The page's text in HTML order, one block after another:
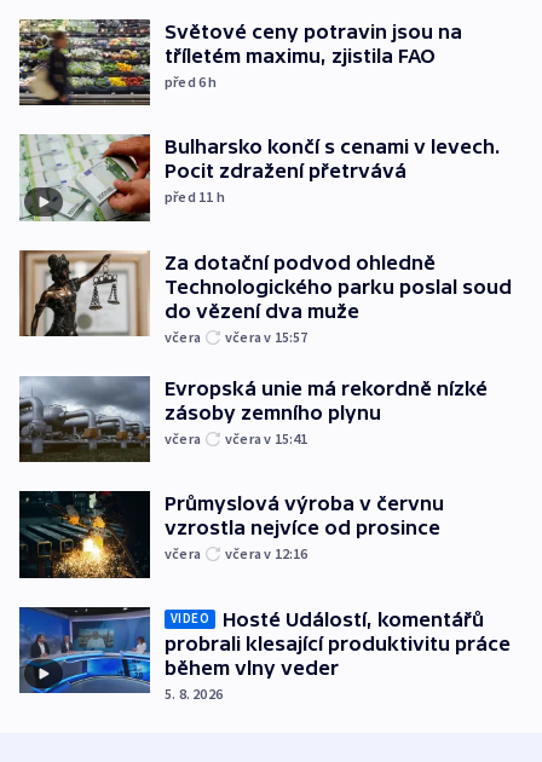
Světové ceny potravin jsou na
tříletém maximu, zjistila FAO
před 6h
Bulharsko končí s cenami v levech.
Pocit zdražení přetrvává
před 11 h
Za dotační podvod ohledně
Technologického parku poslal soud
do vězení dva muže
včera včera v 15:57
Evropská unie má rekordně nízké
zásoby zemního plynu
včera včera v 15:41
Průmyslová výroba v červnu
vzrostla nejvíce od prosince
včera včera v 12:16
VIDEO
Hosté Událostí, komentářů
probrali klesající produktivitu práce
během vlny veder
5. 8. 2026